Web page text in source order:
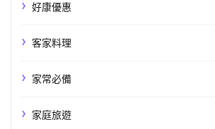
好康優惠
客家料理
家常必備
家庭旅遊